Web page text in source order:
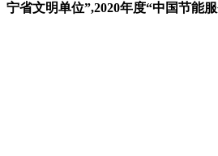
宁省文明单位”,2020年度“中国节能